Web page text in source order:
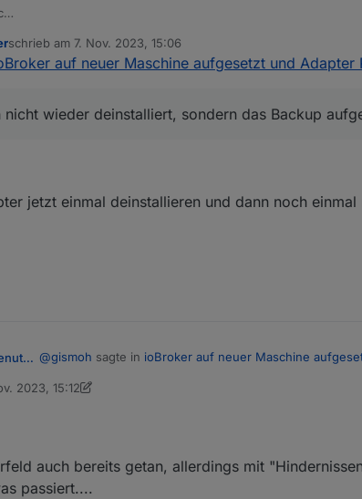
ich nicht wieder deinstalliert, sondern das Backup
schrieb am 7. Nov. 2023, 15:06
zuletzt editiert von
auf neuer Maschine aufgesetzt und Adapter
nicht wieder deinstalliert, sondern das Backup
jetzt einmal deinstallieren und dann noch
Ein ehemaliger Benutzer @gismoh sagte in ioBroker auf neuer Maschine
kannst Du den Adapter jetzt einmal deinstallieren und
2023, 15:12
Gismoh11. Juli 2023, 16:30
auch bereits getan, allerdings mit
passiert....